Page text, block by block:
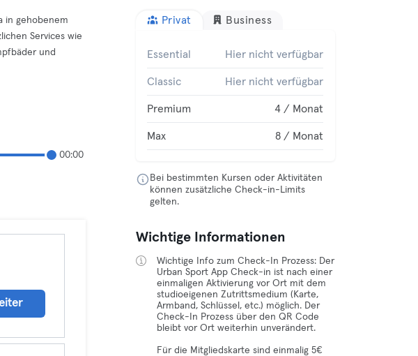
in gehobenem
Services wie
und
00:00
Privat Business
Essential Hier nicht verfügbar
Classic Hier nicht verfügbar
Premium 4 / Monat
Max 8 / Monat
Bei bestimmten Kursen oder Aktivitäten
können zusätzliche Check-in-Limits
gelten.
Wichtige Informationen
Wichtige Info zum Check-In Prozess: Der
Urban Sport App Check-in ist nach einer
einmaligen Aktivierung vor Ort mit dem
studioeigenen Zutrittsmedium (Karte,
Armband, Schlüssel, etc.) möglich. Der
Check-In Prozess über den QR Code
bleibt vor Ort weiterhin unverändert.
Für die Mitgliedskarte sind einmalig 5€